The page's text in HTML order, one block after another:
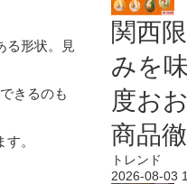
る形状。見
きるのも
。
関西
みを
度お
商品
トレンド
2026-08-03